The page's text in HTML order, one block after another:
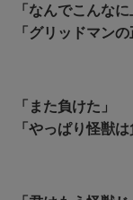
「なんでこんな
「グリッドマン
「また負けた」
「やっぱり怪獣